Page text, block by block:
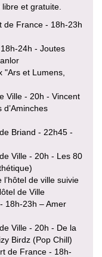
et gratuite.
de France - 18h-23h
24h - Joutes
"Ars et Lumens,
Ville - 20h - Vincent
Briand - 22h45 -
Ville - 20h - Les 80
de ville suivie
de Ville
18h-23h – Amer
Ville - 20h - De la
Birdz (Pop Chill)
de France - 18h-